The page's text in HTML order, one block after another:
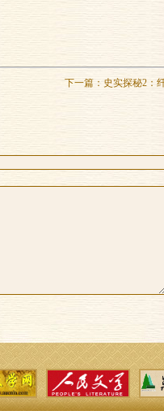
下一篇： 史实探秘2：